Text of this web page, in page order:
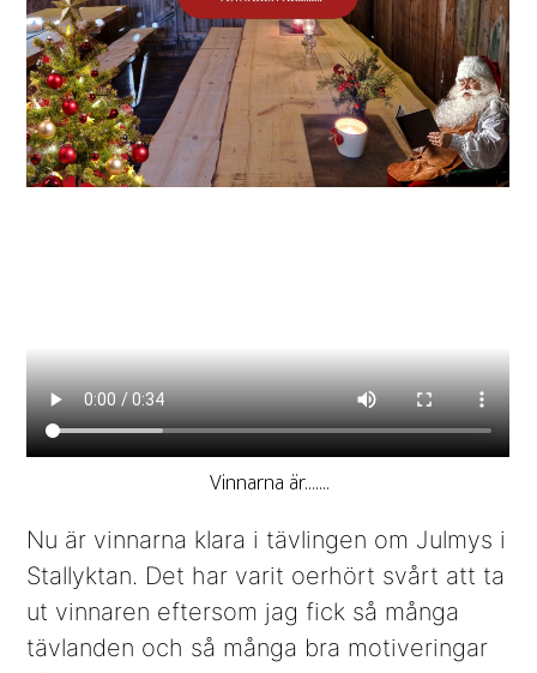
Vinnarna är…….
Nu är vinnarna klara i tävlingen om Julmys i
Stallyktan. Det har varit oerhört svårt att ta
ut vinnaren eftersom jag fick så många
tävlanden och så många bra motiveringar